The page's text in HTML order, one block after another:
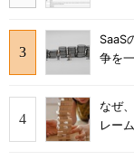
SaaS
争を
なぜ
レー